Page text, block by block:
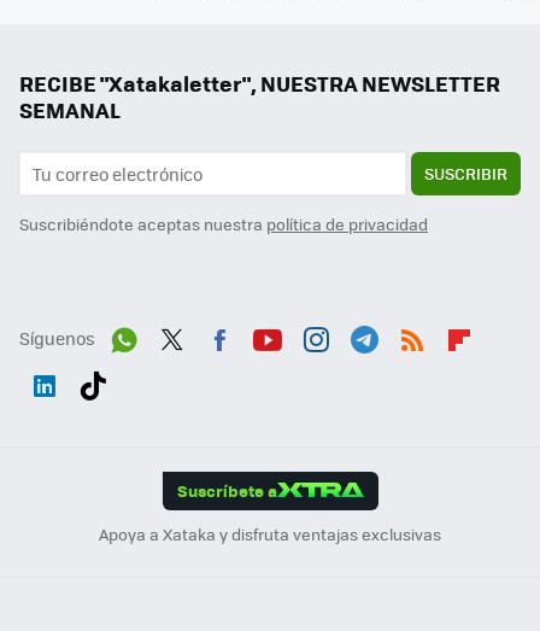
RECIBE "Xatakaletter", NUESTRA NEWSLETTER
SEMANAL
SUSCRIBIR
Suscribiéndote aceptas nuestra política de privacidad
Síguenos
Suscríbete a
Apoya a Xataka y disfruta ventajas exclusivas